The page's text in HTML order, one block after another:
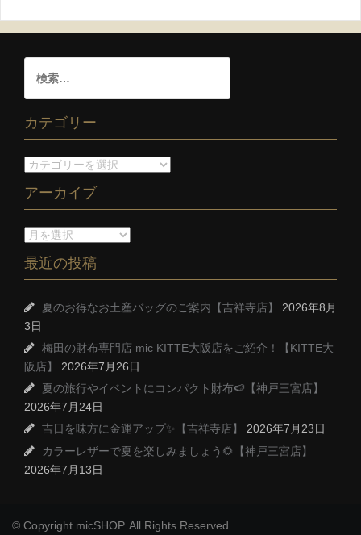
カテゴリー
アーカイブ
最近の投稿
夏のお得なお土産バッグのご案内【吉祥寺店】
2026年8月
3日
梅田の財布専門店 mic KITTE大阪店をご紹介！【KITTE大
阪店】
2026年7月26日
夏の旅行やイベントにコンパクト財布🍉【神戸三宮店】
2026年7月24日
吉日を味方に金運アップ✨【吉祥寺店】
2026年7月23日
カラーレザーで夏を楽しみましょう🌻【神戸三宮店】
2026年7月13日
© Copyright micSHOP. All Rights Reserved.